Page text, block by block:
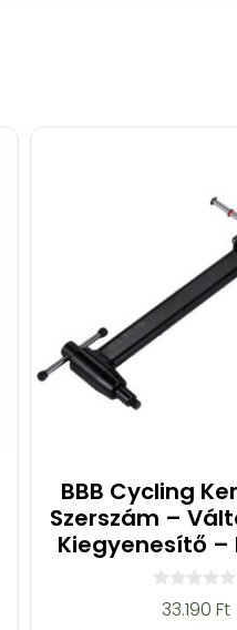
BBB Cycling
Szerszám –
Kiegyenesítő –
33.190Ft